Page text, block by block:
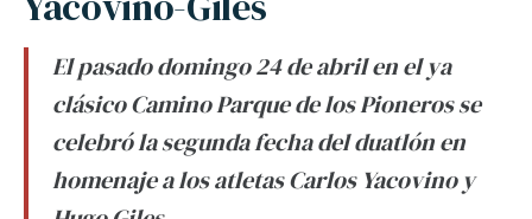
El pasado domingo 24 de abril en el ya
clásico Camino Parque de los Pioneros se
celebró la segunda fecha del duatlón en
homenaje a los atletas Carlos Yacovino y